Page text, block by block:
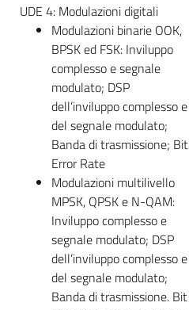
UDE 4: Modulazioni digitali
Modulazioni binarie OOK,
BPSK ed FSK: Inviluppo
complesso e segnale
modulato; DSP
dell’inviluppo complesso e
del segnale modulato;
Banda di trasmissione; Bit
Error Rate
Modulazioni multilivello
MPSK, QPSK e N-QAM:
Inviluppo complesso e
segnale modulato; DSP
dell’inviluppo complesso e
del segnale modulato;
Banda di trasmissione. Bit